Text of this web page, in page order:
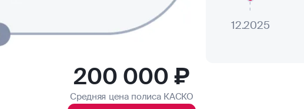
12.2025
200 000 ₽
Средняя цена полиса КАСКО